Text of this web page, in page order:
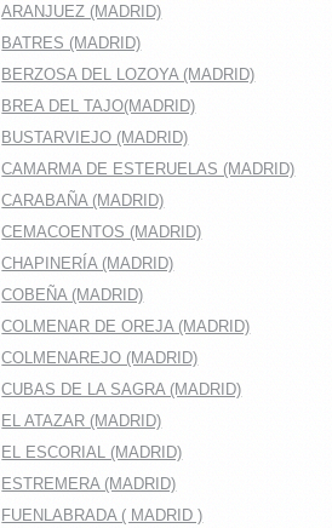
ARANJUEZ (MADRID)
BATRES (MADRID)
BERZOSA DEL LOZOYA (MADRID)
BREA DEL TAJO(MADRID)
BUSTARVIEJO (MADRID)
CAMARMA DE ESTERUELAS (MADRID)
CARABAÑA (MADRID)
CEMACOENTOS (MADRID)
CHAPINERÍA (MADRID)
COBEÑA (MADRID)
COLMENAR DE OREJA (MADRID)
COLMENAREJO (MADRID)
CUBAS DE LA SAGRA (MADRID)
EL ATAZAR (MADRID)
EL ESCORIAL (MADRID)
ESTREMERA (MADRID)
FUENLABRADA ( MADRID )